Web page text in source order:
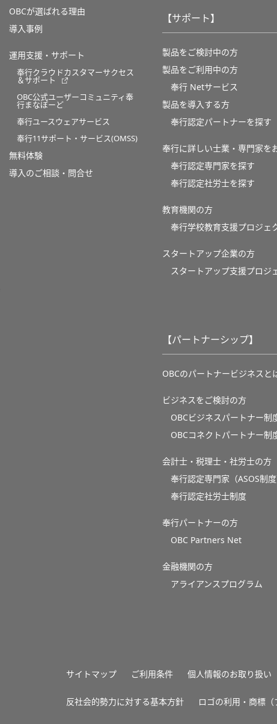
OBCが選ばれる理由
導入事例
運用支援・サポート
奉行クラウドカスタマーサクセス
＆サポート
OBC公式ユーザーコミュニティ奉
行まなぼーど
奉行ユースウェアサービス
奉行11サポート・サービス(OMSS)
無料体験
導入のご相談・問合せ
【サポート】
製品をご検討中の方
製品をご利用中の方
奉行 Netサービス
製品を導入する方
奉行認定パートナーを探す
奉行に詳しい士業・専門家を
奉行認定専門家を探す
奉行認定社労士を探す
教育機関の方
奉⾏学校教育⽀援プロジェ
スタートアップ企業の方
スタートアップ支援プロジ
【パートナーシップ】
OBCのパートナービジネスと
ビジネスをご検討の方
OBCビジネスパートナー制
OBCコネクトパートナー制
会計士・税理士・社労士の方
奉行認定専門家（ASOS制度
奉行認定社労士制度
奉行パートナーの方
OBC Partners Net
金融機関の方
アライアンスプログラム
サイトマップ ご利用条件 個人情報のお取り扱い
反社会的勢力に対する基本方針 ロゴの利用・商標（